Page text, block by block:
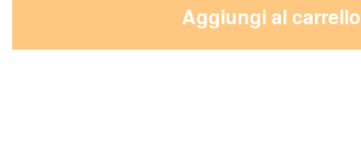
Aggiungi al carrello